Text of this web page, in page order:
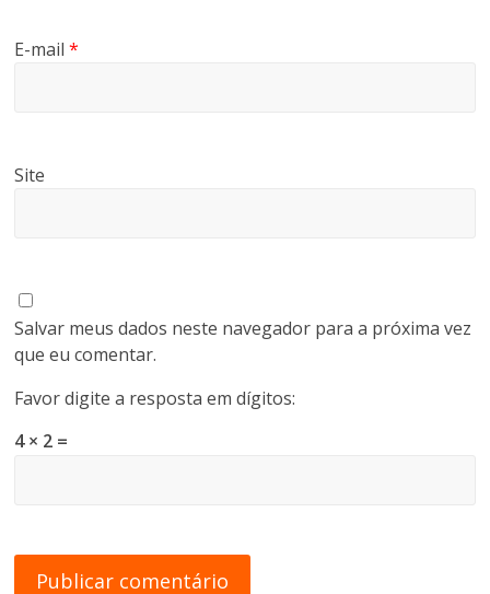
E-mail*
Site
Salvar meus dados neste navegador para a próxima vez
que eu comentar.
Favor digite a resposta em dígitos:
4 × 2 =